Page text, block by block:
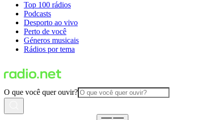
Top 100 rádios
Podcasts
Desporto ao vivo
Perto de você
Géneros musicais
Rádios por tema
O que você quer ouvir?